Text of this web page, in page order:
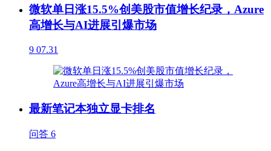
微软单日涨15.5%创美股市值增长纪录，Azure
高增长与AI进展引爆市场
9 07.31
最新笔记本独立显卡排名
问答 6